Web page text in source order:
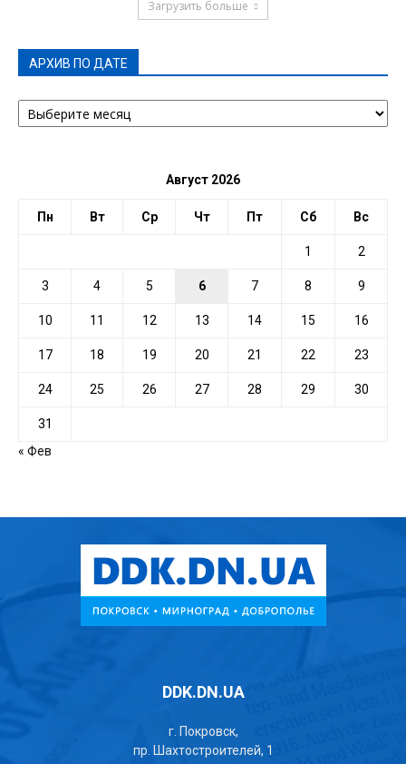
Загрузить больше
АРХИВ ПО ДАТЕ
АРХИВ
ПО
Август 2026
Пн Вт Ср Чт Пт Сб Вс
1 2
3 4 5 6 7 8 9
10 11 12 13 14 15 16
17 18 19 20 21 22 23
24 25 26 27 28 29 30
31
« Фев
DDK.DN.UA
г. Покровск,
пр. Шахтостроителей, 1